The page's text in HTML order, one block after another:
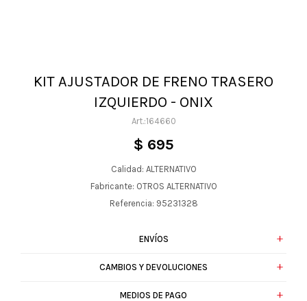
KIT AJUSTADOR DE FRENO TRASERO
IZQUIERDO - ONIX
164660
$ 695
Calidad: ALTERNATIVO
Fabricante: OTROS ALTERNATIVO
Referencia: 95231328
ENVÍOS
CAMBIOS Y DEVOLUCIONES
MEDIOS DE PAGO